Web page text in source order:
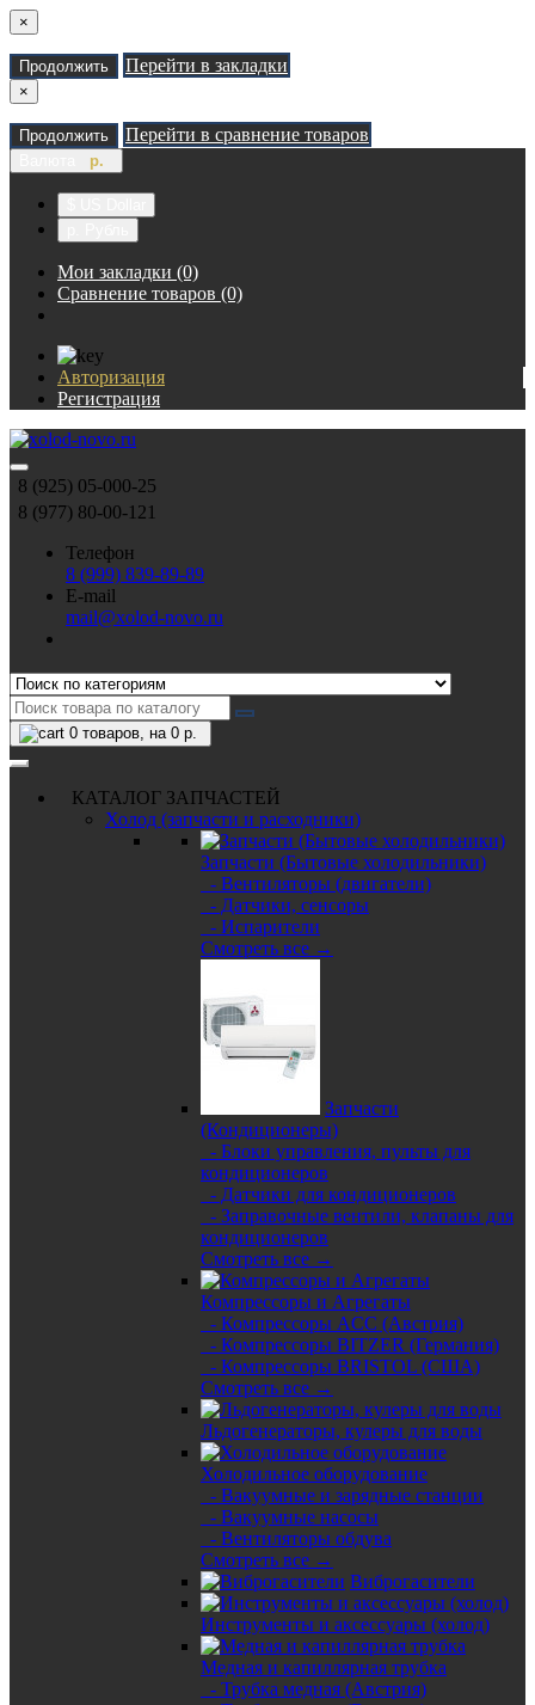
×
Продолжить Перейти в закладки
×
Продолжить Перейти в сравнение товаров
р.
Мои закладки (0)
Сравнение товаров (0)
Авторизация
Регистрация
8 (925) 05-000-25
8 (977) 80-00-121
Телефон
8 (999) 839-89-89
E-mail
mail@xolod-novo.ru
0 товаров, на 0 р.
КАТАЛОГ ЗАПЧАСТЕЙ
Холод (запчасти и расходники)
Запчасти (Бытовые холодильники)
- Вентиляторы (двигатели)
- Датчики, сенсоры
- Испарители
Смотреть все →
Запчасти
(Кондиционеры)
- Блоки управления, пульты для
кондиционеров
- Датчики для кондиционеров
- Заправочные вентили, клапаны для
кондиционеров
Смотреть все →
Компрессоры и Агрегаты
- Компрессоры ACC (Австрия)
- Компрессоры BITZER (Германия)
- Компрессоры BRISTOL (США)
Смотреть все →
Льдогенераторы, кулеры для воды
Холодильное оборудование
- Вакуумные и зарядные станции
- Вакуумные насосы
- Вентиляторы обдува
Смотреть все →
Виброгасители
Инструменты и аксессуары (холод)
Медная и капиллярная трубка
- Трубка медная (Австрия)